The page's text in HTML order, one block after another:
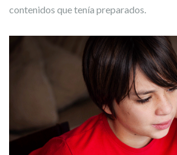
contenidos que tenía preparados.